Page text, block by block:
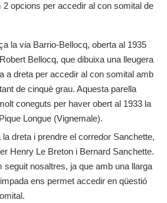
2 opcions per accedir al con somital de
la via Barrio-Bellocq, oberta al 1935
Bellocq, que dibuixa una lleugera
a dreta per accedir al con somital amb
de cinquè grau. Aquesta parella
coneguts per haver obert al 1933 la
Longue (Vignemale).
dreta i prendre el corredor Sanchette,
Henry Le Breton i Bernard Sanchette.
seguit nosaltres, ja que amb una llarga
ens permet accedir en qüestió